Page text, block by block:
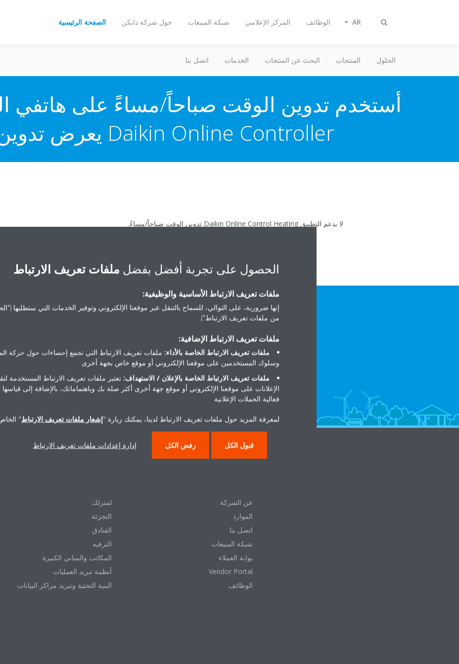
تبديل
الصفحة الرئيسية حول شركة دايكن شبكة المبيعات المركز الإعلامي الوظائف AR
الحلول المنتجات البحث عن المنتجات الخدمات اتصل بنا
أستخدم تدوين الوقت صباحاً/مساءً على هاتفي
Daikin Online Controller يعرض تدوين 24ساعة
لا يدعم التطبيق Daikin Online Control Heating تدوين الوقت صباحاً/مساءً.
اتصل بنا
لمنزلك
التجزئة
الفنادق
الترفيه
المكاتب والمباني الكبيرة
أنظمة تبريد العمليات
البنية التحتية وتبريد مراكز البيانات
عن الشركة
الموارد
اتصل بنا
شبكة المبيعات
بوابة العملاء
Vendor Portal
الوظائف
الحصول على تجربة أفضل بفضل ملفات تعريف الارتباط
ملفات تعريف الارتباط الأساسية والوظيفية:
إنها ضرورية، على التوالي، للسماح بالتنقل عبر موقعنا الإلكتروني وتوفير الخدمات التي ستطلبها
من ملفات تعريف الارتباط").
ملفات تعريف الارتباط الإضافية:
ملفات تعريف الارتباط الخاصة بالأداء: ملفات تعريف الارتباط التي تجمع إحصاءات حول حركة
وسلوك المستخدمين على موقعنا الإلكتروني أو موقع خاص بجهة أخرى
ملفات تعريف الارتباط الخاصة بالإعلان / الاستهداف: تعتبر ملفات تعريف الارتباط المستخدمة
الإعلانات على موقعنا الإلكتروني أو موقع جهة أخرى أكثر صلة بك وباهتماماتك، بالإضافة إلى
فعالية الحملات الإعلانية
لمعرفة المزيد حول ملفات تعريف الارتباط لدينا، يمكنك زيارة "إشعار ملفات تعريف الارتباط"
قبول الكل رفض الكل إدارة إعدادات ملفات تعريف الارتباط